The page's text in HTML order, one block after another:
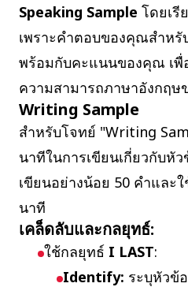
Speaking Sample โดยเรี
เพราะคำตอบของคุณสำหรั
พร้อมกับคะแนนของคุณ เพื่
ความสามารถภาษาอังกฤ
Writing Sample
สำหรับโจทย์ "Writing
นาทีในการเขียนเกี่ยวกับ
เขียนอย่างน้อย 50 คำและ
นาที
เคล็ดลับและกลยุทธ์:
ใช้กลยุทธ์ I LAST:
Identify: ระบุหัวข้